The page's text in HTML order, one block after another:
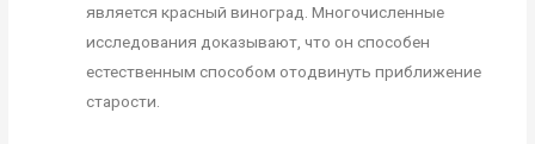
является красный виноград. Многочисленные
исследования доказывают, что он способен
естественным способом отодвинуть приближение
старости.